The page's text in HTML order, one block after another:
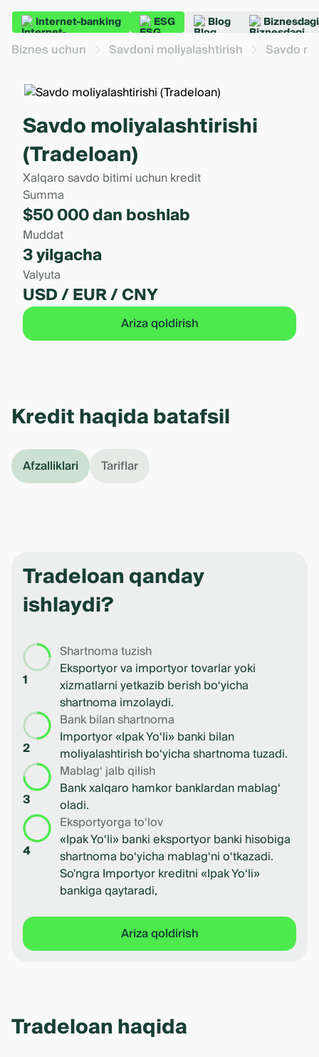
Internet-banking ESG Blog
Biznes uchun Savdoni moliyalashtirish Savdo
Savdo moliyalashtirishi
(Tradeloan)
Xalqaro savdo bitimi uchun kredit
Summa
$50 000 dan boshlab
Muddat
3 yilgacha
Valyuta
USD / EUR / CNY
Ariza qoldirish
Kredit haqida batafsil
Afzalliklari Tariflar
Tradeloan qanday
ishlaydi?
1
Shartnoma tuzish
Eksportyor va importyor tovarlar yoki
xizmatlarni yetkazib berish bo‘yicha
shartnoma imzolaydi.
2
Bank bilan shartnoma
Importyor «Ipak Yo‘li» banki bilan
moliyalashtirish bo‘yicha shartnoma tuzadi.
3
Mablag‘ jalb qilish
Bank xalqaro hamkor banklardan mablag‘
oladi.
4
Eksportyorga to‘lov
«Ipak Yo‘li» banki eksportyor banki hisobiga
shartnoma bo‘yicha mablag‘ni o‘tkazadi.
So'ngra Importyor kreditni «Ipak Yo‘li»
bankiga qaytaradi,
Ariza qoldirish
Tradeloan haqida